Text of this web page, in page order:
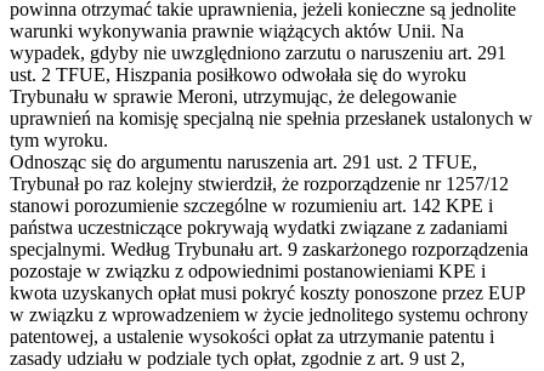
powinna otrzymać takie uprawnienia, jeżeli konieczne są jednolite
warunki wykonywania prawnie wiążących aktów Unii. Na
wypadek, gdyby nie uwzględniono zarzutu o naruszeniu art. 291
ust. 2 TFUE, Hiszpania posiłkowo odwołała się do wyroku
Trybunału w sprawie Meroni, utrzymując, że delegowanie
uprawnień na komisję specjalną nie spełnia przesłanek ustalonych w
tym wyroku.
Odnosząc się do argumentu naruszenia art. 291 ust. 2 TFUE,
Trybunał po raz kolejny stwierdził, że rozporządzenie nr 1257/12
stanowi porozumienie szczególne w rozumieniu art. 142 KPE i
państwa uczestniczące pokrywają wydatki związane z zadaniami
specjalnymi. Według Trybunału art. 9 zaskarżonego rozporządzenia
pozostaje w związku z odpowiednimi postanowieniami KPE i
kwota uzyskanych opłat musi pokryć koszty ponoszone przez EUP
w związku z wprowadzeniem w życie jednolitego systemu ochrony
patentowej, a ustalenie wysokości opłat za utrzymanie patentu i
zasady udziału w podziale tych opłat, zgodnie z art. 9 ust 2,